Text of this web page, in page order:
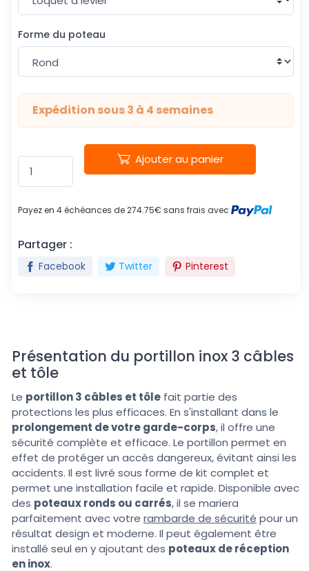
Forme du poteau
Expédition sous 3 à 4 semaines
Ajouter au panier
Payez en 4 échéances de 274.75€ sans frais avec
Partager :
Facebook Twitter Pinterest
Présentation du portillon inox 3 câbles
et tôle
Le portillon 3 câbles et tôle fait partie des
protections les plus efficaces. En s'installant dans le
prolongement de votre garde-corps, il offre une
sécurité complète et efficace. Le portillon permet en
effet de protéger un accès dangereux, évitant ainsi les
accidents. Il est livré sous forme de kit complet et
permet une installation facile et rapide. Disponible avec
des poteaux ronds ou carrés, il se mariera
parfaitement avec votre rambarde de sécurité pour un
résultat design et moderne. Il peut également être
installé seul en y ajoutant des poteaux de réception
en inox.